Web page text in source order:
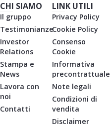
CHI SIAMO
Il gruppo
Testimonianze
Investor
Relations
Stampa e
News
Lavora con
noi
Contatti
LINK UTILI
Privacy Policy
Cookie Policy
Consenso
Cookie
Informativa
precontrattuale
Note legali
Condizioni di
vendita
Disclaimer